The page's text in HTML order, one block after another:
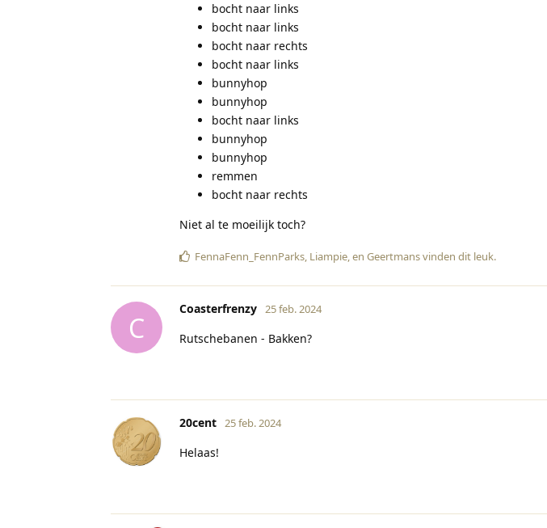
bocht naar links
bocht naar links
bocht naar rechts
bocht naar links
bunnyhop
bunnyhop
bocht naar links
bunnyhop
bunnyhop
remmen
bocht naar rechts
Niet al te moeilijk toch?
FennaFenn_FennParks, Liampie, en Geertmansvinden dit leuk.
C
Coasterfrenzy 25 feb. 2024
Rutschebanen - Bakken?
20cent 25 feb. 2024
Helaas!